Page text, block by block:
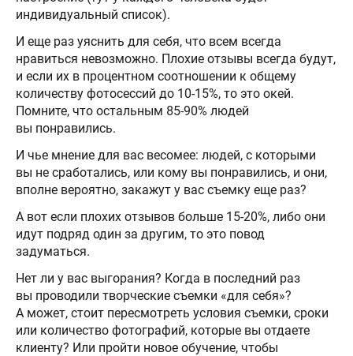
индивидуальный список).
И еще раз уяснить для себя, что всем всегда
нравиться невозможно. Плохие отзывы всегда будут,
и если их в процентном соотношении к общему
количеству фотосессий до 10-15%, то это окей.
Помните, что остальным 85-90% людей
вы понравились.
И чье мнение для вас весомее: людей, с которыми
вы не сработались, или кому вы понравились, и они,
вполне вероятно, закажут у вас съемку еще раз?
А вот если плохих отзывов больше 15-20%, либо они
идут подряд один за другим, то это повод
задуматься.
Нет ли у вас выгорания? Когда в последний раз
вы проводили творческие съемки «для себя»?
А может, стоит пересмотреть условия съемки, сроки
или количество фотографий, которые вы отдаете
клиенту? Или пройти новое обучение, чтобы